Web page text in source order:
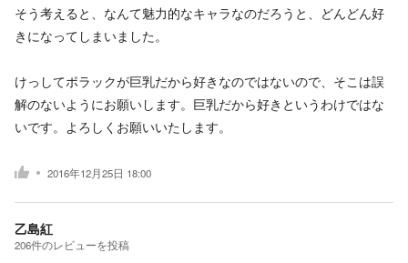
そう考えると、なんて魅力的なキャラなのだろうと、どんどん好
きになってしまいました。
けっしてポラックが巨乳だから好きなのではないので、そこは誤
解のないようにお願いします。巨乳だから好きというわけではな
いです。よろしくお願いいたします。
2016年12月25日 18:00
乙島紅
206件のレビューを投稿